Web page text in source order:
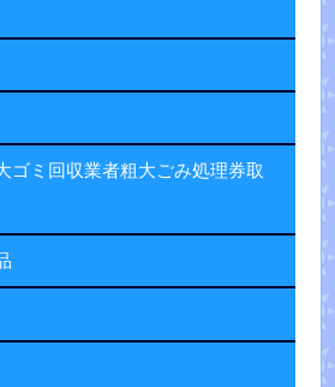
ミ回収業者粗大ごみ処理券取